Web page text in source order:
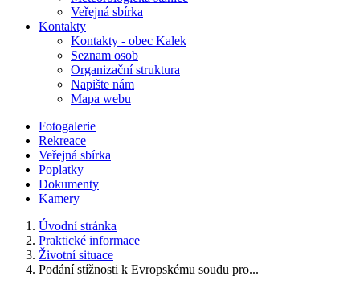
Veřejná sbírka
Kontakty
Kontakty - obec Kalek
Seznam osob
Organizační struktura
Napište nám
Mapa webu
Fotogalerie
Rekreace
Veřejná sbírka
Poplatky
Dokumenty
Kamery
Úvodní stránka
Praktické informace
Životní situace
Podání stížnosti k Evropskému soudu pro...